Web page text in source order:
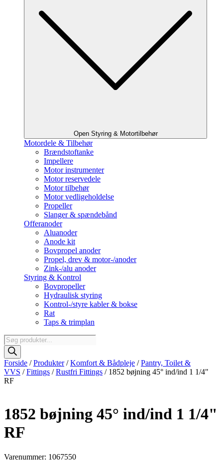
Open Styring & Motortilbehør
Motordele & Tilbehør
Brændstoftanke
Impellere
Motor instrumenter
Motor reservedele
Motor tilbehør
Motor vedligeholdelse
Propeller
Slanger & spændebånd
Offeranoder
Aluanoder
Anode kit
Bovpropel anoder
Propel, drev & motor-/anoder
Zink-/alu anoder
Styring & Kontrol
Bovpropeller
Hydraulisk styring
Kontrol-/styre kabler & bokse
Rat
Taps & trimplan
Products
search
Forside /Produkter/Komfort & Bådpleje /Pantry, Toilet &
VVS /Fittings /Rustfri Fittings / 1852 bøjning 45° ind/ind 1 1/4"
RF
1852 bøjning 45° ind/ind 1 1/4"
RF
Varenummer: 1067550